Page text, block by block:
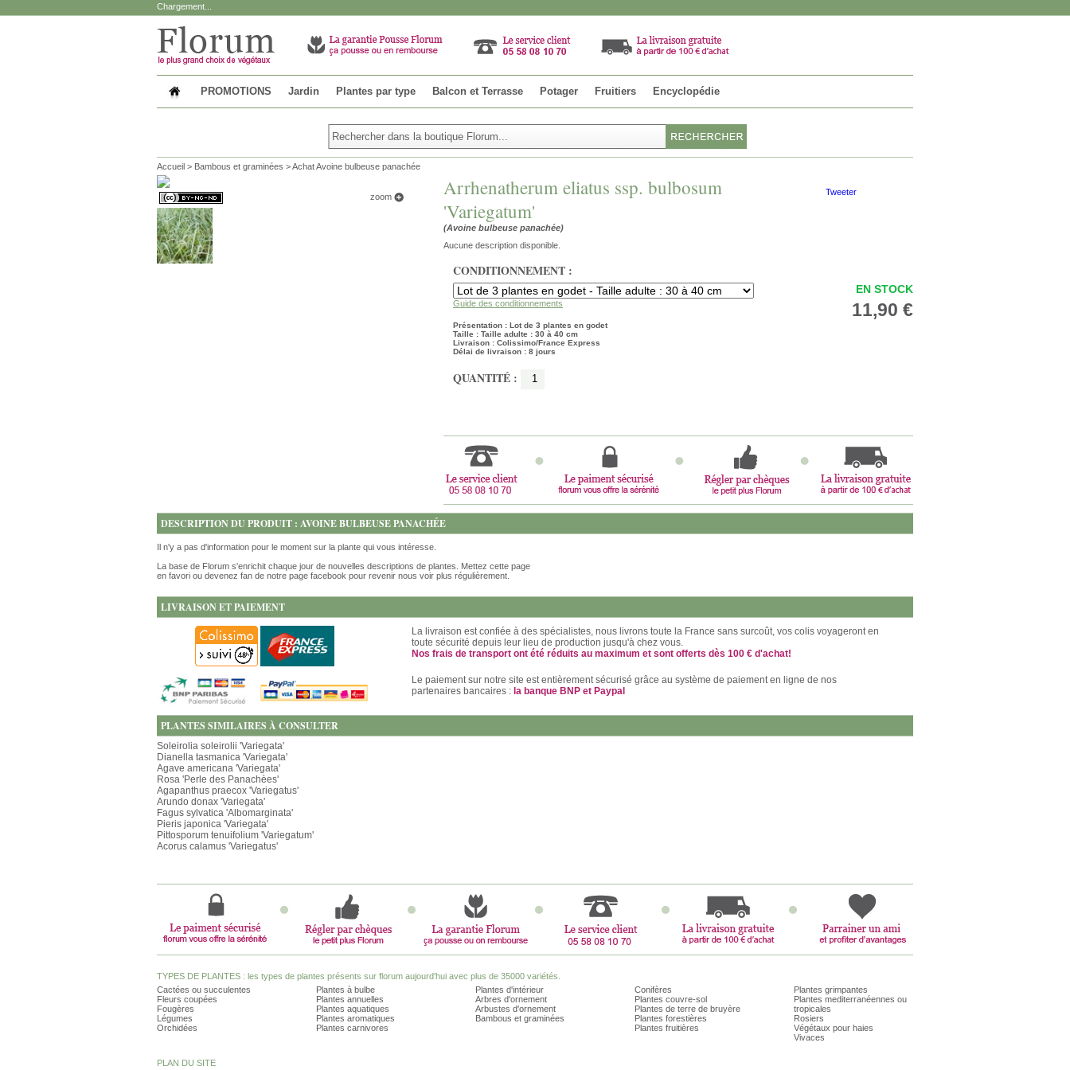
Chargement...
PROMOTIONS Jardin Plantes par type Balcon et Terrasse Potager Fruitiers Encyclopédie
Accueil > Bambous et graminées >Achat Avoine bulbeuse panachée
zoom
Arrhenatherum eliatus ssp. bulbosum
'Variegatum'
(Avoine bulbeuse panachée)
Aucune description disponible.
Tweeter
CONDITIONNEMENT :
Guide des conditionnements
EN STOCK
11,90 €
Présentation : Lot de 3 plantes en godet
Taille : Taille adulte : 30 à 40 cm
Livraison : Colissimo/France Express
Délai de livraison : 8 jours
QUANTITÉ :
DESCRIPTION DU PRODUIT : AVOINE BULBEUSE PANACHÉE
Il n'y a pas d'information pour le moment sur la plante qui vous intéresse.
La base de Florum s'enrichit chaque jour de nouvelles descriptions de plantes. Mettez cette page
en favori ou devenez fan de notre page facebook pour revenir nous voir plus régulièrement.
LIVRAISON ET PAIEMENT
La livraison est confiée à des spécialistes, nous livrons toute la France sans surcoût, vos colis voyageront en
toute sécurité depuis leur lieu de production jusqu'à chez vous.
Nos frais de transport ont été réduits au maximum et sont offerts dès 100 € d'achat!
Le paiement sur notre site est entièrement sécurisé grâce au système de paiement en ligne de nos
partenaires bancaires : la banque BNP et Paypal
PLANTES SIMILAIRES À CONSULTER
Soleirolia soleirolii 'Variegata'
Dianella tasmanica 'Variegata'
Agave americana 'Variegata'
Rosa 'Perle des Panachèes'
Agapanthus praecox 'Variegatus'
Arundo donax 'Variegata'
Fagus sylvatica 'Albomarginata'
Pieris japonica 'Variegata'
Pittosporum tenuifolium 'Variegatum'
Acorus calamus 'Variegatus'
TYPES DE PLANTES : les types de plantes présents sur florum aujourd'hui avec plus de 35000 variétés.
Cactées ou succulentes
Fleurs coupées
Fougères
Légumes
Orchidées
Plantes à bulbe
Plantes annuelles
Plantes aquatiques
Plantes aromatiques
Plantes carnivores
Plantes d'intérieur
Arbres d'ornement
Arbustes d'ornement
Bambous et graminées
Conifères
Plantes couvre-sol
Plantes de terre de bruyère
Plantes forestières
Plantes fruitières
Plantes grimpantes
Plantes mediterranéennes ou
tropicales
Rosiers
Végétaux pour haies
Vivaces
PLAN DU SITE